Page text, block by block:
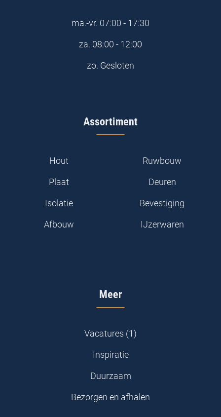
ma.-vr. 07:00 - 17:30
za. 08:00 - 12:00
zo. Gesloten
Assortiment
Hout
Plaat
Isolatie
Afbouw
Ruwbouw
Deuren
Bevestiging
IJzerwaren
Meer
Vacatures (1)
Inspiratie
Duurzaam
Bezorgen en afhalen